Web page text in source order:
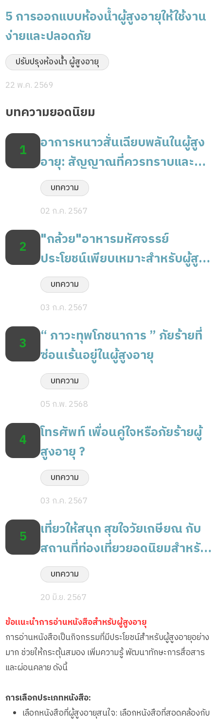
5 การออกแบบห้องน้ำผู้สูงอายุให้ใช้งาน
ง่ายและปลอดภัย
ปรับปรุงห้องน้ำ ผู้สูงอายุ
22 พ.ค. 2569
บทความยอดนิยม
1
อาการหนาวสั่นเฉียบพลันในผู้สูง
อายุ: สัญญาณที่ควรทราบและ
แนวทางการรักษา
บทความ
02 ก.ค. 2567
2
"กล้วย"อาหารมหัศจรรย์
ประโยชน์เพียบเหมาะสำหรับผู้สูง
อายุบทความ
03 ก.ค. 2567
3
“ ภาวะทุพโภชนาการ ” ภัยร้ายที่
ซ่อนเร้นอยู่ในผู้สูงอายุ
บทความ
05 ก.พ. 2568
4
โทรศัพท์ เพื่อนคู่ใจหรือภัยร้ายผู้
สูงอายุ ?
บทความ
03 ก.ค. 2567
5
เที่ยวให้สนุก สุขใจวัยเกษียณ กับ
สถานที่ท่องเที่ยวยอดนิยมสำหรับ
ผู้สูงอายุ
บทความ
20 มิ.ย. 2567
ข้อแนะนำการอ่านหนังสือสำหรับผู้สูงอายุ
การอ่านหนังสือเป็นกิจกรรมที่มีประโยชน์สำหรับผู้สูงอายุอย่าง
มาก ช่วยให้กระตุ้นสมอง เพิ่มความรู้ พัฒนาทักษะการสื่อสาร
และผ่อนคลาย ดังนี้
การเลือกประเภทหนังสือ:
เลือกหนังสือที่ผู้สูงอายุสนใจ: เลือกหนังสือที่สอดคล้องกับ